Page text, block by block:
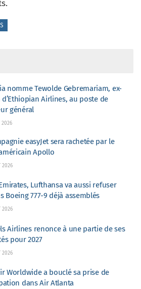
nomme Tewolde Gebremariam, ex-
Airlines, au poste de
général
2026
easyJet sera rachetée par le
Apollo
2026
Lufthansa va aussi refuser
Boeing 777-9 déjà assemblés
2026
Airlines renonce à une partie de ses
pour 2027
2026
Worldwide a bouclé sa prise de
dans Air Atlanta